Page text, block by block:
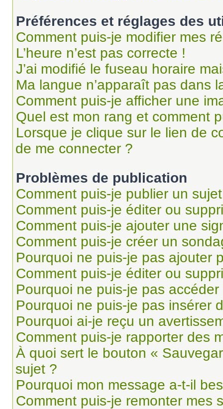
Préférences et réglages des
Comment puis-je modifier mes
L’heure n’est pas correcte !
J’ai modifié le fuseau horaire
Ma langue n’apparaît pas dans
Comment puis-je afficher une
Quel est mon rang et comment
Lorsque je clique sur le lien de
de me connecter ?
Problèmes de publication
Comment puis-je publier un
Comment puis-je éditer ou
Comment puis-je ajouter une
Comment puis-je créer un
Pourquoi ne puis-je pas ajouter
Comment puis-je éditer ou
Pourquoi ne puis-je pas
Pourquoi ne puis-je pas insérer
Pourquoi ai-je reçu un
Comment puis-je rapporter des
À quoi sert le bouton «
sujet ?
Pourquoi mon message a-t-il
Comment puis-je remonter mes